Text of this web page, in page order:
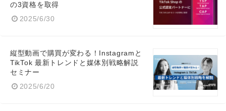
の3資格を取得
2025/6/30
縦型動画で購買が変わる！Instagramと
TikTok 最新トレンドと媒体別戦略解説
セミナー
2025/6/20